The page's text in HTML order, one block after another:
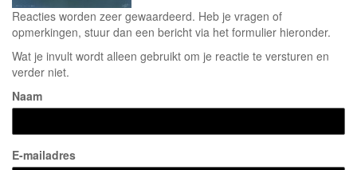
Reacties worden zeer gewaardeerd. Heb je vragen of
opmerkingen, stuur dan een bericht via het formulier hieronder.
Wat je invult wordt alleen gebruikt om je reactie te versturen en
verder niet.
Naam
E-mailadres